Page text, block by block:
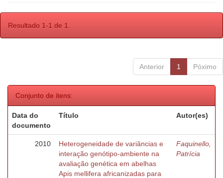
Resultado 1-1 de 1.
Anterior 1 Póximo
Conjunto de itens:
Data do
documento
Título Autor(es)
2010
Heterogeneidade de variâncias e
interação genótipo-ambiente na
avaliação genética em abelhas
Apis mellifera africanizadas para
Faquinello,
Patrícia